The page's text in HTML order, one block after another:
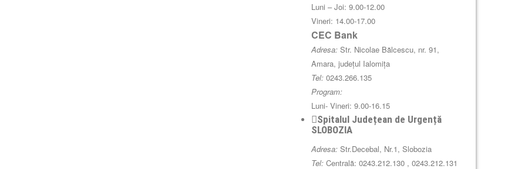
Luni – Joi: 9.00-12.00
Vineri: 14.00-17.00
CEC Bank
Adresa:Str. Nicolae Bălcescu, nr. 91,
Amara, județul Ialomița
Tel:0243.266.135
Program:
Luni- Vineri: 9.00-16.15
Spitalul Județean de Urgență
SLOBOZIA
Adresa:Str.Decebal, Nr.1, Slobozia
Tel:Centrală: 0243.212.130 , 0243.212.131